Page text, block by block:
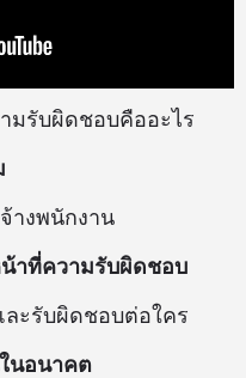
มรับผิดชอบคืออะไร
างพนักงาน
าที่ความรับผิดชอบ
ละรับผิดชอบต่อใคร
นอนาคต